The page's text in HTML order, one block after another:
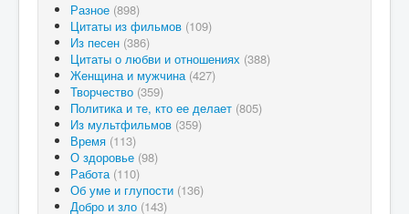
Разное (898)
Цитаты из фильмов (109)
Из песен (386)
Цитаты о любви и отношениях (388)
Женщина и мужчина (427)
Творчество (359)
Политика и те, кто ее делает (805)
Из мультфильмов (359)
Время (113)
О здоровье (98)
Работа (110)
Об уме и глупости (136)
Добро и зло (143)